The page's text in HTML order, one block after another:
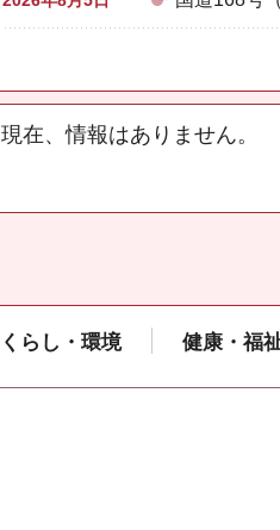
現在、情報はありません。
くらし・環境 健康・福